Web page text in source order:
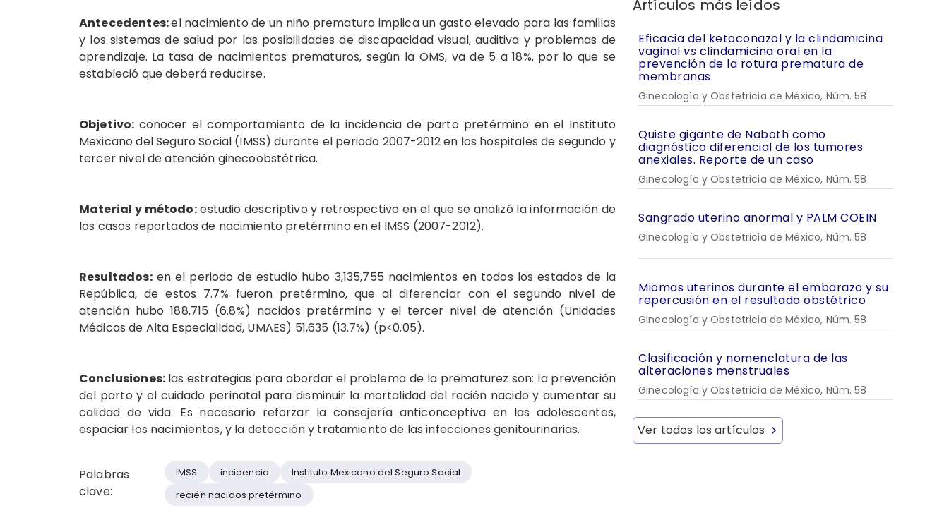
Antecedentes:el nacimiento de un niño prematuro implica un gasto elevado para las familias
y los sistemas de salud por las posibilidades de discapacidad visual, auditiva y problemas de
aprendizaje. La tasa de nacimientos prematuros, según la OMS, va de 5 a 18%, por lo que se
estableció que deberá reducirse.
Objetivo: conocer el comportamiento de la incidencia de parto pretérmino en el Instituto
Mexicano del Seguro Social (IMSS) durante el periodo 2007-2012 en los hospitales de segundo y
tercer nivel de atención ginecoobstétrica.
Material y método:estudio descriptivo y retrospectivo en el que se analizó la información de
los casos reportados de nacimiento pretérmino en el IMSS (2007-2012).
Resultados:en el periodo de estudio hubo 3,135,755 nacimientos en todos los estados de la
República, de estos 7.7% fueron pretérmino, que al diferenciar con el segundo nivel de
atención hubo 188,715 (6.8%) nacidos pretérmino y el tercer nivel de atención (Unidades
Médicas de Alta Especialidad, UMAES) 51,635 (13.7%) (p<0.05).
Conclusiones: las estrategias para abordar el problema de la prematurez son: la prevención
del parto y el cuidado perinatal para disminuir la mortalidad del recién nacido y aumentar su
calidad de vida. Es necesario reforzar la consejería anticonceptiva en las adolescentes,
espaciar los nacimientos, y la detección y tratamiento de las infecciones genitourinarias.
Palabras
clave:
IMSS incidencia
Instituto Mexicano del Seguro Social
recién nacidos pretérmino
Artículos más leídos
Eficacia del ketoconazol y la clindamicina
vaginal vs clindamicina oral en la
prevención de la rotura prematura de
membranas
Ginecología y Obstetricia de México, Núm. 58
Quiste gigante de Naboth como
diagnóstico diferencial de los tumores
anexiales. Reporte de un caso
Ginecología y Obstetricia de México, Núm. 58
Sangrado uterino anormal y PALM COEIN
Ginecología y Obstetricia de México, Núm. 58
Miomas uterinos durante el embarazo y su
repercusión en el resultado obstétrico
Ginecología y Obstetricia de México, Núm. 58
Clasificación y nomenclatura de las
alteraciones menstruales
Ginecología y Obstetricia de México, Núm. 58
Ver todos los artículos